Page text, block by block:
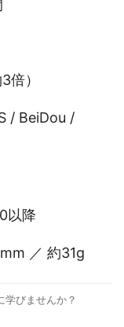
倍）
/ BeiDou /
以降
／ 約31g
学びませんか？